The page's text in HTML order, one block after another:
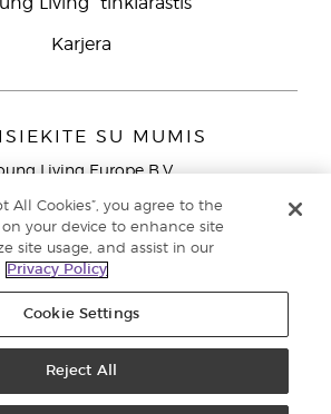
Karjera
SU MUMIS
Living Europe B.V.
9727 AJ Groningen
(nemokami skambučiai iš laidinių
Lietuvoje)80030914
Privatumo politika
All Cookies”, you agree to the
your device to enhance site
site usage, and assist in our
Privacy Policy
Cookie Settings
Reject All